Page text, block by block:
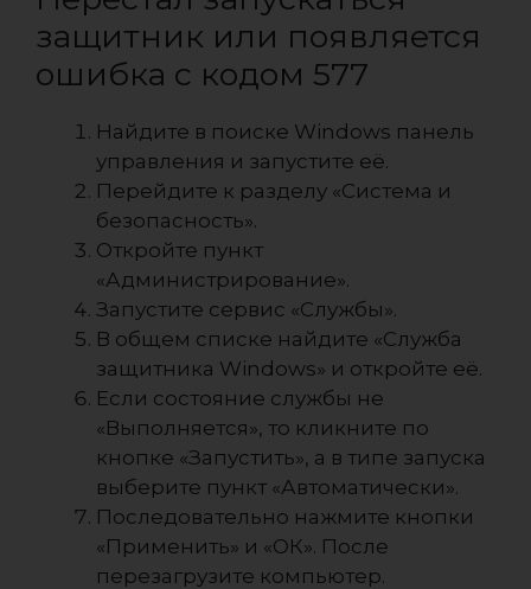
защитник или появляется
ошибка с кодом 577
Найдите в поиске Windows панель
управления и запустите её.
Перейдите к разделу «Система и
безопасность».
Откройте пункт
«Администрирование».
Запустите сервис «Службы».
В общем списке найдите «Служба
защитника Windows» и откройте её.
Если состояние службы не
«Выполняется», то кликните по
кнопке «Запустить», а в типе запуска
выберите пункт «Автоматически».
Последовательно нажмите кнопки
«Применить» и «ОК». После
перезагрузите компьютер.